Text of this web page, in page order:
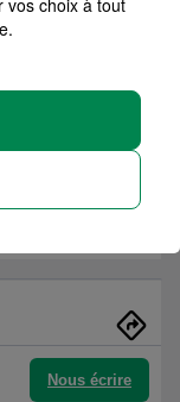
Nous écrire
vos choix à tout